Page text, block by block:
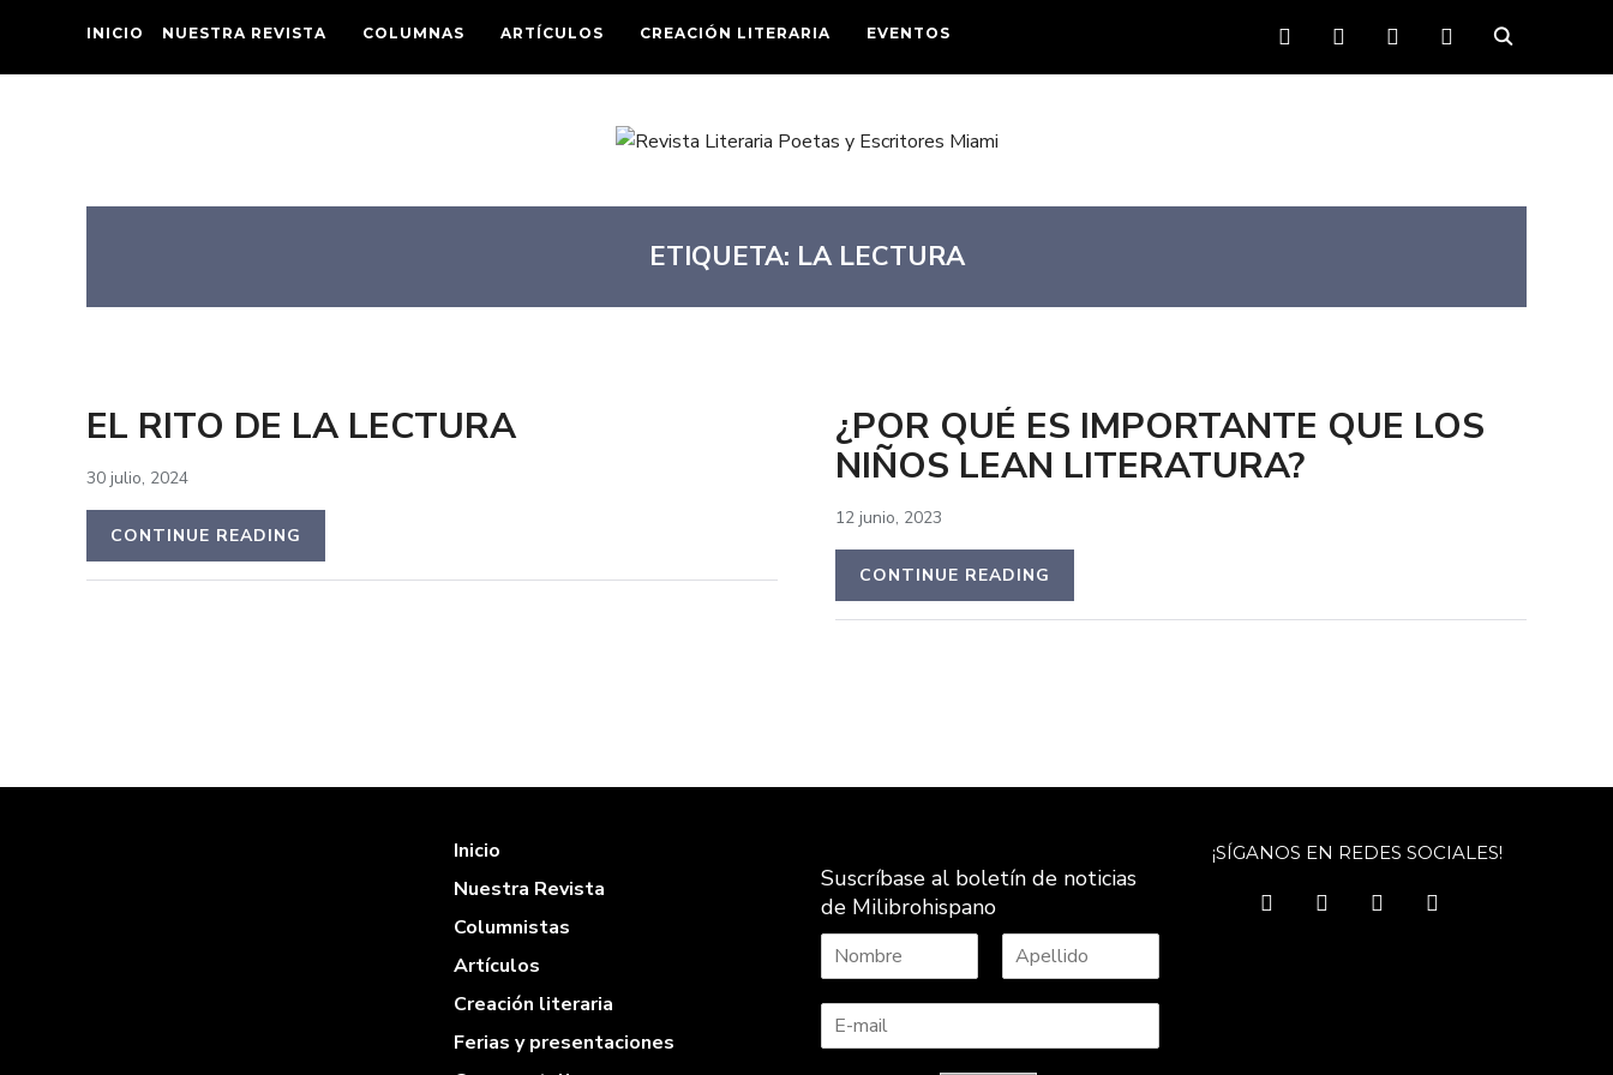
INICIO NUESTRA REVISTA COLUMNAS ARTÍCULOS CREACIÓN LITERARIA EVENTOS FACEBOOKTWITTERINSTAGRAMYOUTUBE
ETIQUETA: LA LECTURA
EL RITO DE LA LECTURA
30 julio, 2024
CONTINUE READING
¿POR QUÉ ES IMPORTANTE QUE LOS
NIÑOS LEAN LITERATURA?
12 junio, 2023
CONTINUE READING
Inicio
Nuestra Revista
Columnistas
Artículos
Creación literaria
Ferias y presentaciones
Suscríbase al boletín de noticias
de Milibrohispano
o
b
p
l
¡SÍGANOS EN REDES SOCIALES!
facebooktwitter instagramyoutube